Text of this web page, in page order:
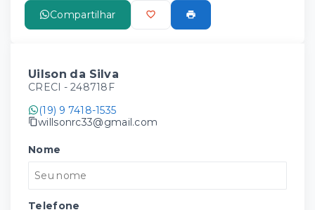
Compartilhar
Uilson da Silva
CRECI - 248718F
(19) 9 7418-1535
willsonrc33@gmail.com
Nome
Telefone